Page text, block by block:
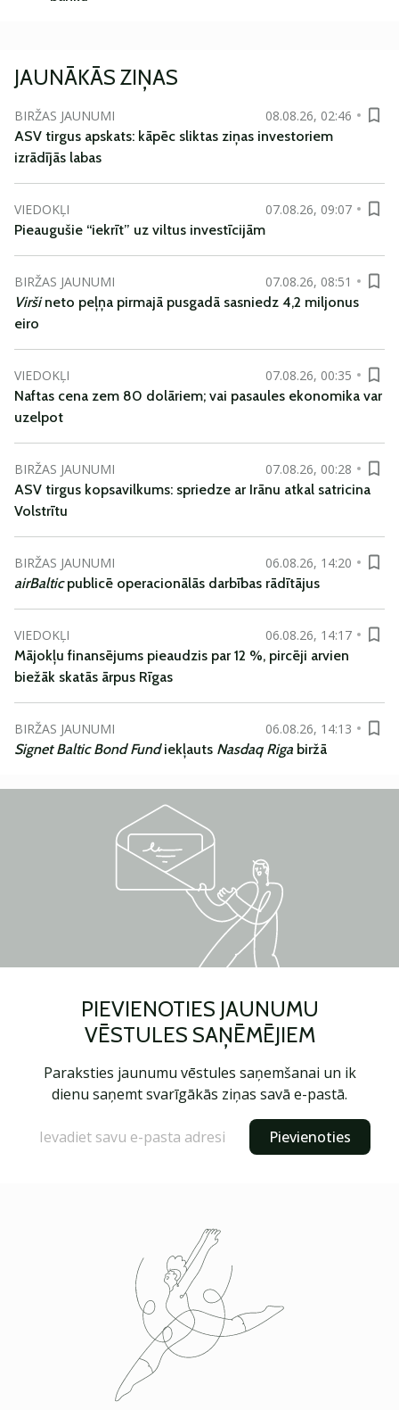
JAUNĀKĀS ZIŅAS
BIRŽAS JAUNUMI
08.08.26, 02:46
ASV tirgus apskats: kāpēc sliktas ziņas investoriem
izrādījās labas
VIEDOKĻI
07.08.26, 09:07
Pieaugušie “iekrīt” uz viltus investīcijām
BIRŽAS JAUNUMI
07.08.26, 08:51
Viršineto peļņa pirmajā pusgadā sasniedz 4,2 miljonus
eiro
VIEDOKĻI
07.08.26, 00:35
Naftas cena zem 80 dolāriem; vai pasaules ekonomika var
uzelpot
BIRŽAS JAUNUMI
07.08.26, 00:28
ASV tirgus kopsavilkums: spriedze ar Irānu atkal satricina
Volstrītu
BIRŽAS JAUNUMI
06.08.26, 14:20
airBalticpublicē operacionālās darbības rādītājus
VIEDOKĻI
06.08.26, 14:17
Mājokļu finansējums pieaudzis par 12 %, pircēji arvien
biežāk skatās ārpus Rīgas
BIRŽAS JAUNUMI
06.08.26, 14:13
Signet Baltic Bond Fundiekļauts Nasdaq Riga biržā
PIEVIENOTIES JAUNUMU
VĒSTULES SAŅĒMĒJIEM
Paraksties jaunumu vēstules saņemšanai un ik
dienu saņemt svarīgākās ziņas savā e-pastā.
Pievienoties